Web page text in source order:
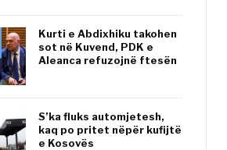
Kurti e Abdixhiku takohen
sot në Kuvend, PDK e
Aleanca refuzojnë ftesën
S’ka fluks automjetesh,
kaq po pritet nëpër kufijtë
e Kosovës